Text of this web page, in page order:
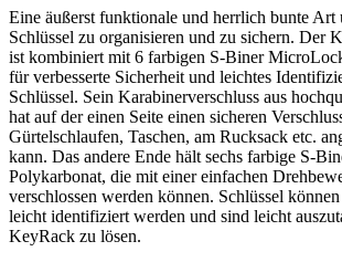
Eine äußerst funktionale und herrlich bunte Art
Schlüssel zu organisieren und zu sichern. Der
ist kombiniert mit 6 farbigen S-Biner
für verbesserte Sicherheit und leichtes
Schlüssel. Sein Karabinerverschluss aus
hat auf der einen Seite einen sicheren
Gürtelschlaufen, Taschen, am Rucksack etc.
kann. Das andere Ende hält sechs farbige S-
Polykarbonat, die mit einer einfachen
verschlossen werden können. Schlüssel
leicht identifiziert werden und sind leicht
KeyRack zu lösen.